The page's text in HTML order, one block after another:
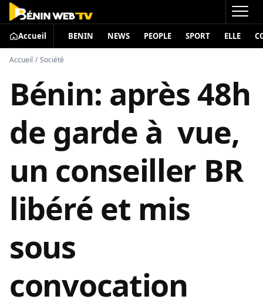
Accueil BENIN NEWS PEOPLE SPORT ELLE
Accueil / Société
Bénin: après 48h
de garde à vue,
un conseiller BR
libéré et mis
sous
convocation